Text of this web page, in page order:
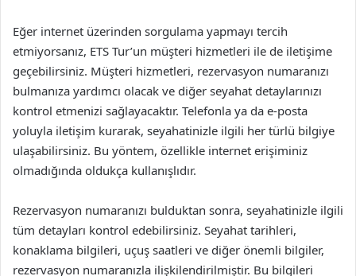
Eğer internet üzerinden sorgulama yapmayı tercih
etmiyorsanız, ETS Tur’un müşteri hizmetleri ile de iletişime
geçebilirsiniz. Müşteri hizmetleri, rezervasyon numaranızı
bulmanıza yardımcı olacak ve diğer seyahat detaylarınızı
kontrol etmenizi sağlayacaktır. Telefonla ya da e-posta
yoluyla iletişim kurarak, seyahatinizle ilgili her türlü bilgiye
ulaşabilirsiniz. Bu yöntem, özellikle internet erişiminiz
olmadığında oldukça kullanışlıdır.
Rezervasyon numaranızı bulduktan sonra, seyahatinizle ilgili
tüm detayları kontrol edebilirsiniz. Seyahat tarihleri,
konaklama bilgileri, uçuş saatleri ve diğer önemli bilgiler,
rezervasyon numaranızla ilişkilendirilmiştir. Bu bilgileri